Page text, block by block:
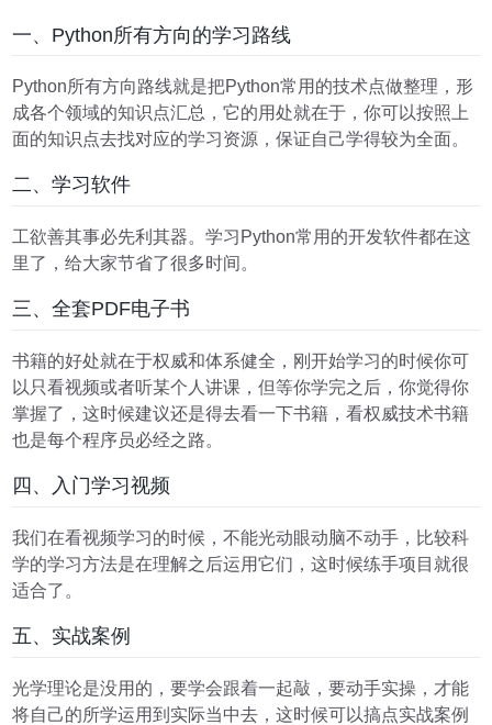
一、Python所有方向的学习路线
Python所有方向路线就是把Python常用的技术点做整理，形
成各个领域的知识点汇总，它的用处就在于，你可以按照上
面的知识点去找对应的学习资源，保证自己学得较为全面。
二、学习软件
工欲善其事必先利其器。学习Python常用的开发软件都在这
里了，给大家节省了很多时间。
三、全套PDF电子书
书籍的好处就在于权威和体系健全，刚开始学习的时候你可
以只看视频或者听某个人讲课，但等你学完之后，你觉得你
掌握了，这时候建议还是得去看一下书籍，看权威技术书籍
也是每个程序员必经之路。
四、入门学习视频
我们在看视频学习的时候，不能光动眼动脑不动手，比较科
学的学习方法是在理解之后运用它们，这时候练手项目就很
适合了。
五、实战案例
光学理论是没用的，要学会跟着一起敲，要动手实操，才能
将自己的所学运用到实际当中去，这时候可以搞点实战案例